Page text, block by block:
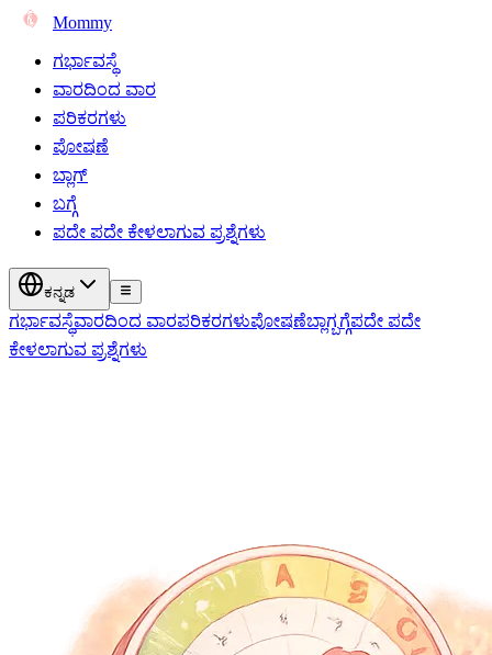
Mommy
ಗರ್ಭಾವಸ್ಥೆ
ವಾರದಿಂದ ವಾರ
ಪರಿಕರಗಳು
ಪೋಷಣೆ
ಬ್ಲಾಗ್
ಬಗ್ಗೆ
ಪದೇ ಪದೇ ಕೇಳಲಾಗುವ ಪ್ರಶ್ನೆಗಳು
ಕನ್ನಡ
ಗರ್ಭಾವಸ್ಥೆವಾರದಿಂದ ವಾರಪರಿಕರಗಳುಪೋಷಣೆಬ್ಲಾಗ್ ಬಗ್ಗೆಪದೇ ಪದೇ
ಕೇಳಲಾಗುವ ಪ್ರಶ್ನೆಗಳು